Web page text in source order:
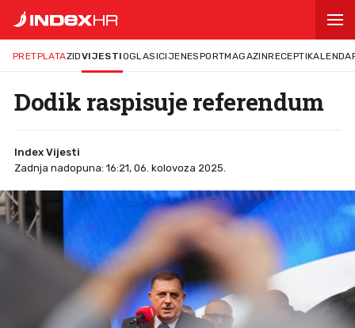
PRETPLATAZIDVIJESTIOGLASICIJENESPORTMAGAZINRECEPTI
Dodik raspisuje referendum
Index Vijesti
Zadnja nadopuna: 16:21, 06. kolovoza 2025.